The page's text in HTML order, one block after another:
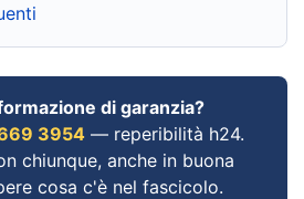
di garanzia?
3954 — reperibilità h24.
chiunque, anche in buona
cosa c'è nel fascicolo.